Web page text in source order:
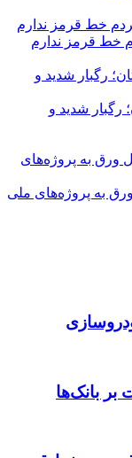
خط قرمز ندارم
برای ۴ استان؛ رگبار شدید و
ورق به پروژه‌های ملی
بر بانک‌ها